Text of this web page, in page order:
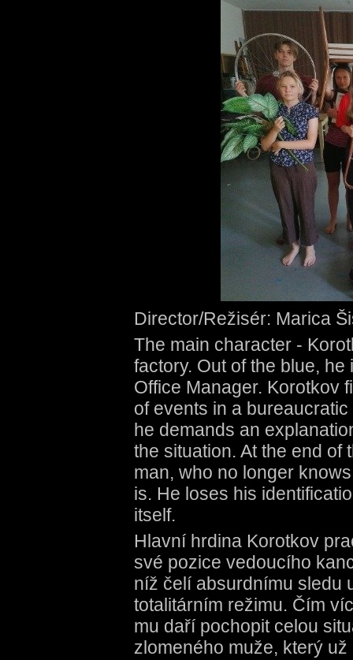
Director/Režisér: Marica
The main character -
factory. Out of the blue,
Office Manager. Korotkov
of events in a
he demands an
the situation. At the end of
man, who no longer
is. He loses his
itself.
Hlavní hrdina Korotkov
své pozice vedoucího
níž čelí absurdnímu sledu
totalitárním režimu. Čím
mu daří pochopit celou
zlomeného muže, který